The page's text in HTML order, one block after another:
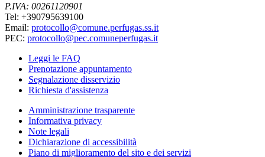
P.IVA: 00261120901
Tel: +390795639100
Email: protocollo@comune.perfugas.ss.it
PEC: protocollo@pec.comuneperfugas.it
Leggi le FAQ
Prenotazione appuntamento
Segnalazione disservizio
Richiesta d'assistenza
Amministrazione trasparente
Informativa privacy
Note legali
Dichiarazione di accessibilità
Piano di miglioramento del sito e dei servizi